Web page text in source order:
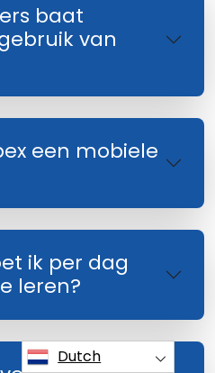
baat
van
een mobiele
ik per dag
leren?
Dutch